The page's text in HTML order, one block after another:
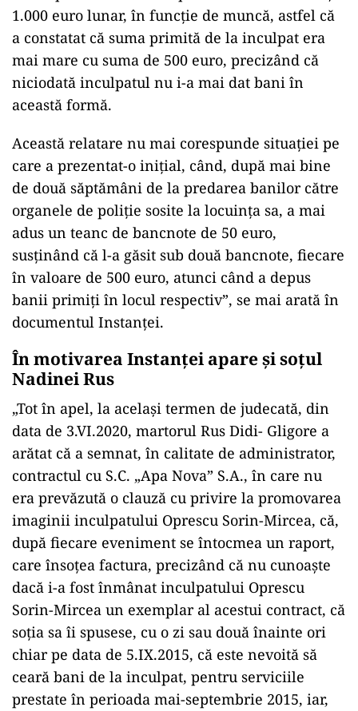
1.000 euro lunar, în funcție de muncă, astfel că
a constatat că suma primită de la inculpat era
mai mare cu suma de 500 euro, precizând că
niciodată inculpatul nu i-a mai dat bani în
această formă.
Această relatare nu mai corespunde situației pe
care a prezentat-o inițial, când, după mai bine
de două săptămâni de la predarea banilor către
organele de poliție sosite la locuința sa, a mai
adus un teanc de bancnote de 50 euro,
susținând că l-a găsit sub două bancnote, fiecare
în valoare de 500 euro, atunci când a depus
banii primiți în locul respectiv”, se mai arată în
documentul Instanței.
În motivarea Instanței apare și soțul
Nadinei Rus
„Tot în apel, la același termen de judecată, din
data de 3.VI.2020, martorul Rus Didi- Gligore a
arătat că a semnat, în calitate de administrator,
contractul cu S.C. „Apa Nova” S.A., în care nu
era prevăzută o clauză cu privire la promovarea
imaginii inculpatului Oprescu Sorin-Mircea, că,
după fiecare eveniment se întocmea un raport,
care însoțea factura, precizând că nu cunoaște
dacă i-a fost înmânat inculpatului Oprescu
Sorin-Mircea un exemplar al acestui contract, că
soția sa îi spusese, cu o zi sau două înainte ori
chiar pe data de 5.IX.2015, că este nevoită să
ceară bani de la inculpat, pentru serviciile
prestate în perioada mai-septembrie 2015, iar,